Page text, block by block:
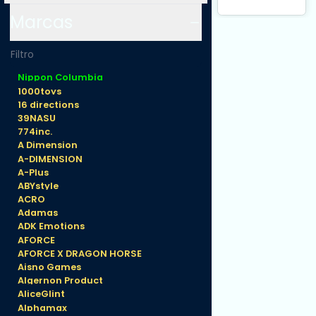
Nippon Columbia
1000toys
16 directions
39NASU
774inc.
A Dimension
A-DIMENSION
A-Plus
ABYstyle
ACRO
Adamas
ADK Emotions
AFORCE
AFORCE X DRAGON HORSE
Aisno Games
Algernon Product
AliceGlint
Alphamax
Estatua 1/6